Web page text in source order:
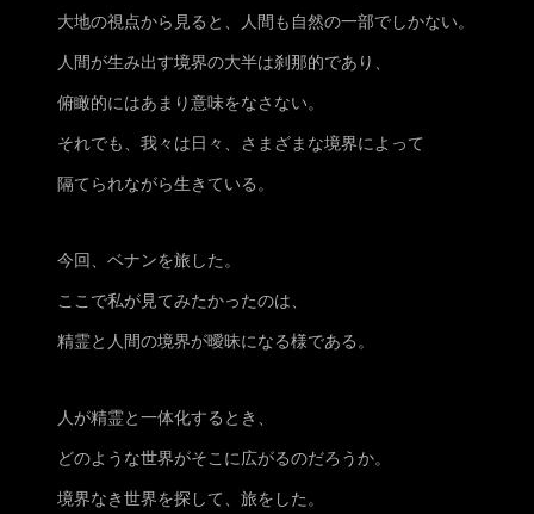
大地の視点から見ると、人間も自然の一部でしかない。
人間が生み出す境界の大半は刹那的であり、
俯瞰的にはあまり意味をなさない。
それでも、我々は日々、さまざまな境界によって
隔てられながら生きている。
今回、ベナンを旅した。
ここで私が見てみたかったのは、
精霊と人間の境界が曖昧になる様である。
人が精霊と一体化するとき、
どのような世界がそこに広がるのだろうか。
境界なき世界を探して、旅をした。